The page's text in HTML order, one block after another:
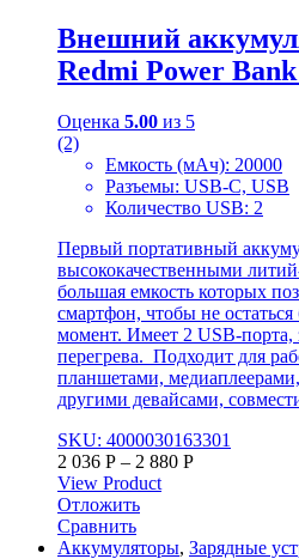
Внешний
Redmi Power
Оценка 5.00 из 5
(2)
Емкость (мАч): 20000
Разъемы: USB-C, USB
Количество USB: 2
Первый портативный
высококачественными
большая емкость которых
смартфон, чтобы не
момент. Имеет 2 USB-порта,
перегрева. Подходит для
планшетами,
другими девайсами,
SKU: 4000030163301
2 036 Р – 2 880 Р
View Product
Отложить
Сравнить
Аккумуляторы, Зарядные